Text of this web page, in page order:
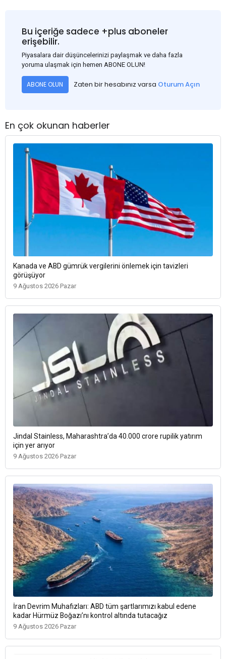
Bu içeriğe sadece +plus aboneler
erişebilir.
Piyasalara dair düşüncelerinizi paylaşmak ve daha fazla
yoruma ulaşmak için hemen ABONE OLUN!
ABONE OLUN Zaten bir hesabınız varsa Oturum Açın
En çok okunan haberler
Kanada ve ABD gümrük vergilerini önlemek için tavizleri
görüşüyor
9 Ağustos 2026 Pazar
Jindal Stainless, Maharashtra’da 40.000 crore rupilik yatırım
için yer arıyor
9 Ağustos 2026 Pazar
İran Devrim Muhafızları: ABD tüm şartlarımızı kabul edene
kadar Hürmüz Boğazı’nı kontrol altında tutacağız
9 Ağustos 2026 Pazar